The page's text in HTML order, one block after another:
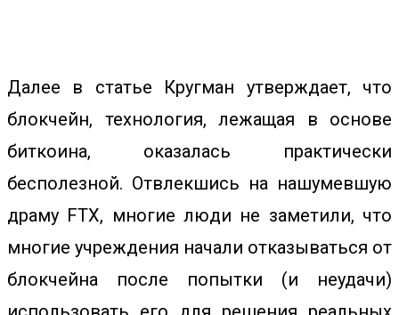
Далее в статье Кругман утверждает, что
блокчейн, технология, лежащая в основе
биткоина, оказалась практически
бесполезной. Отвлекшись на нашумевшую
драму FTX, многие люди не заметили, что
многие учреждения начали отказываться от
блокчейна после попытки (и неудачи)